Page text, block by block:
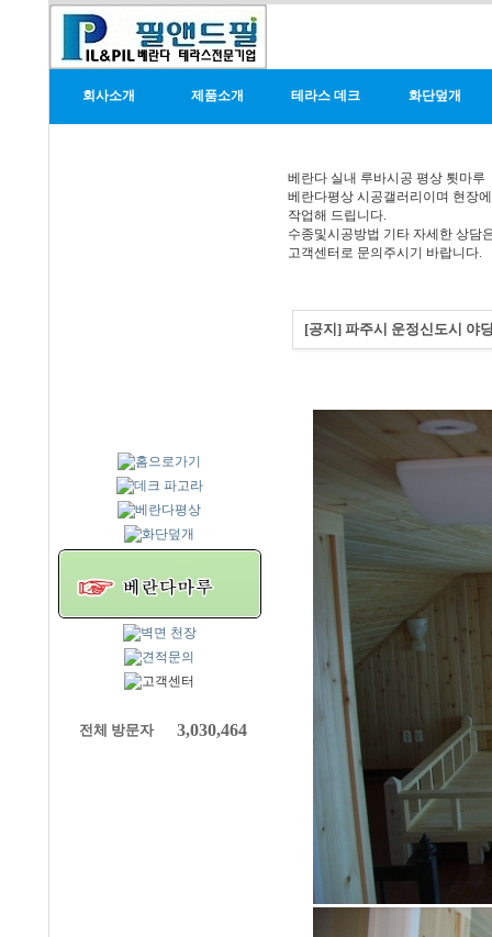
회사소개 제품소개 테라스 데크 화단덮개
전체 방문자 3,030,464
베란다 실내 루바시공 평상 툇마루
베란다평상 시공갤러리이며 현장
작업해 드립니다.
수종및시공방법 기타 자세한 상담
고객센터로 문의주시기 바랍니다.
[공지] 파주시 운정신도시 야